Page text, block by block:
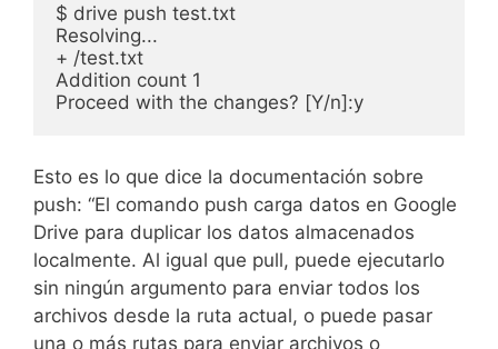
$ drive push test.txt
Resolving...
+ /test.txt
Addition count 1
Proceed with the changes? [Y/n]:y
Esto es lo que dice la documentación sobre
push: “El comando push carga datos en Google
Drive para duplicar los datos almacenados
localmente. Al igual que pull, puede ejecutarlo
sin ningún argumento para enviar todos los
archivos desde la ruta actual, o puede pasar
una o más rutas para enviar archivos o